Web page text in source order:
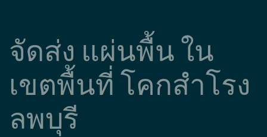
จัดส่ง แผ่นพื้น ใน
เขตพื้นที่ โคกสำโรง
ลพบุรี